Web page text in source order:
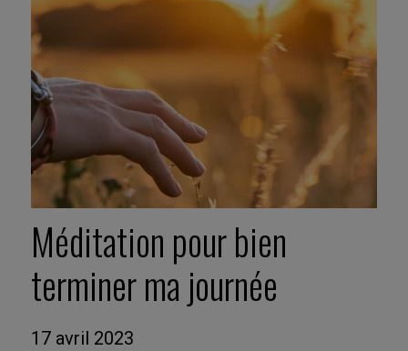
Méditation pour bien
terminer ma journée
17 avril 2023